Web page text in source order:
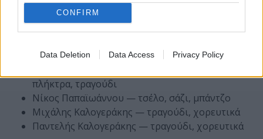
CONFIRM
Data Deletion Data Access Privacy Policy
Παίζουν (με σειρά παλαιότητας):
Αντώνης Μαράτος — κοντραμπάσο
Κώστας Νικολόπουλος — κιθάρα
πλήκτρα, τραγούδι
Νίκος Παπαϊωάννου — τσέλο, σάζι, μπάντζο
Μιχάλης Καλογεράκης — τραγούδι, χορευτικά
Παντελής Καλογεράκης — τραγούδι, χορευτικά